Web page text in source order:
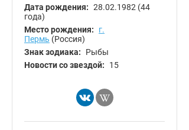
Дата рождения: 28.02.1982 (44
года)
Место рождения:
г.
Пермь (Россия)
Знак зодиака:
Рыбы
Новости со звездой:
15